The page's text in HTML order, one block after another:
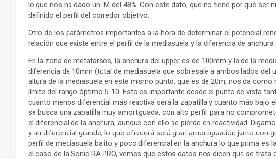
lo que nos ha dado un IM del 48%. Con este dato, que no tiene por qué ser
definido el perfil del corredor objetivo.
Otro de los parámetros importantes a la hora de determinar el potencial
relación que existe entre el perfil de la mediasuela y la diferencia de
En la zona de metatarsos, la anchura del upper es de 100mm y la de la
diferencia de 10mm (total de mediasuela que sobresale a ambos lados del
altura de la mediasuela en este mismo punto, que es de 20m, nos da
límite del rango óptimo 5-10. Esto es importante desde el punto de vista
cuanto menos diferencial más reactiva será la zapatilla y cuanto más bajo
se busca una zapatilla muy amortiguada, con alto perfil, para no
el diferencial de la anchura, aunque con ello se pierde en reactividad.
y un diferencial grande, lo que ofrecerá será gran amortiguación junto con
perfil de mediasuela bajito y poco diferencial en la anchura lo que prima es
el caso de la Sonic RA PRO, vemos que estos datos nos dicen que se trata